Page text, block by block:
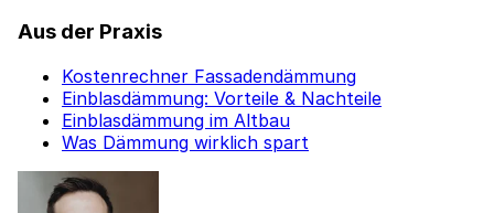
Aus der Praxis
Kostenrechner Fassadendämmung
Einblasdämmung: Vorteile & Nachteile
Einblasdämmung im Altbau
Was Dämmung wirklich spart